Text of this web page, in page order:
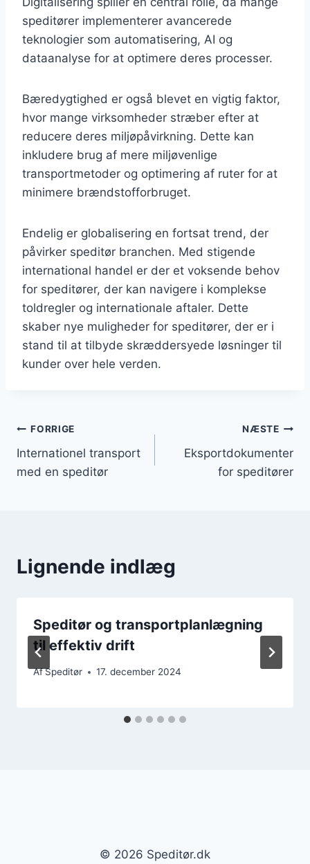
speditører implementerer avancerede
teknologier som automatisering, AI og
dataanalyse for at optimere deres processer.
Bæredygtighed er også blevet en vigtig faktor,
hvor mange virksomheder stræber efter at
reducere deres miljøpåvirkning. Dette kan
inkludere brug af mere miljøvenlige
transportmetoder og optimering af ruter for at
minimere brændstofforbruget.
Endelig er globalisering en fortsat trend, der
påvirker speditør branchen. Med stigende
international handel er der et voksende behov
for speditører, der kan navigere i komplekse
toldregler og internationale aftaler. Dette
skaber nye muligheder for speditører, der er i
stand til at tilbyde skræddersyede løsninger til
kunder over hele verden.
Indlægsnavigation
FORRIGE
Internationel transport
med en speditør
NÆSTE
Eksportdokumenter
for speditører
Lignende indlæg
Speditør og transportplanlægning
til effektiv drift
AfSpeditør 17. december 2024
© 2026 Speditør.dk